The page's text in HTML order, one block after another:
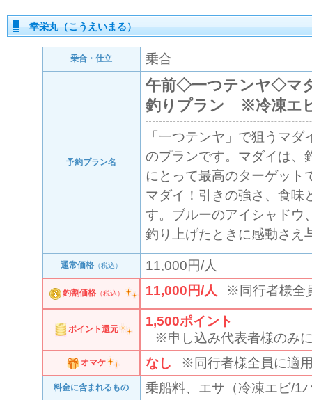
幸栄丸（こうえいまる）
乗合・仕立 乗合
予約プラン名
午前◇一つテンヤ◇マ
釣りプラン ※冷凍エ
「一つテンヤ」で狙うマダ
のプランです。マダイは、
にとって最高のターゲット
マダイ！引きの強さ、食味
す。ブルーのアイシャドウ
釣り上げたときに感動さえ
通常価格 （税込） 11,000円/人
釣割価格（税込） 11,000円/人 ※同行者様全
ポイント還元
1,500ポイント
※申し込み代表者様のみ
オマケ なし ※同行者様全員に適
料金に含まれるもの 乗船料、エサ（冷凍エビ/1